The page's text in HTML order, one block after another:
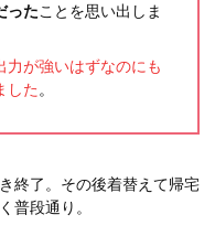
ったことを思い出しま
力が強いはずなのにも
した 。
終了。その後着替えて帰宅
普段通り。